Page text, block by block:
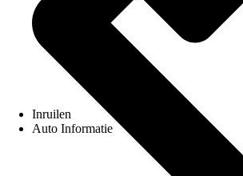
Inruilen
Auto Informatie